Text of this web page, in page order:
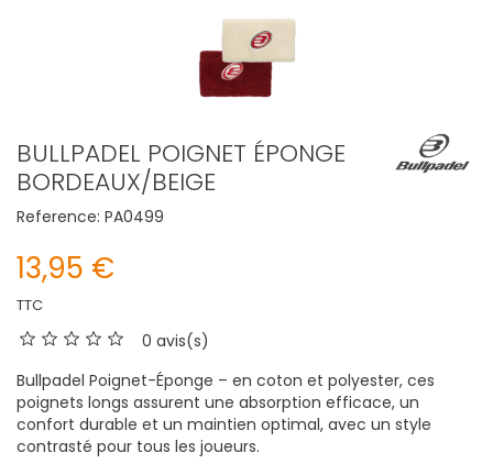
BULLPADEL POIGNET ÉPONGE
BORDEAUX/BEIGE
Reference: PA0499
13,95 €
TTC
0 avis(s)
Bullpadel Poignet-Éponge – en coton et polyester, ces
poignets longs assurent une absorption efficace, un
confort durable et un maintien optimal, avec un style
contrasté pour tous les joueurs.